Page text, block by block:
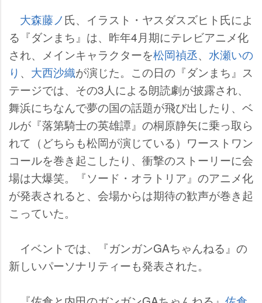
大森藤ノ氏、イラスト・ヤスダスズヒト氏によ
る『ダンまち』は、昨年4月期にテレビアニメ化
され、メインキャラクターを松岡禎丞、 水瀬いの
り 、 大西沙織が演じた。この日の『ダンまち』ス
テージでは、その3人による朗読劇が披露され、
舞浜にちなんで夢の国の話題が飛び出したり、ベ
ルが『落第騎士の英雄譚』の桐原静矢に乗っ取ら
れて（どちらも松岡が演じている）ワーストワン
コールを巻き起こしたり、衝撃のストーリーに会
場は大爆笑。『ソード・オラトリア』のアニメ化
が発表されると、会場からは期待の歓声が巻き起
こっていた。
イベントでは、『ガンガンGAちゃんねる』の
新しいパーソナリティーも発表された。